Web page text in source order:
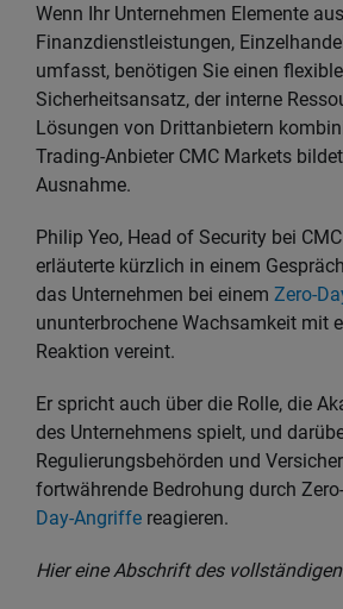
Wenn Ihr Unternehmen Elemente
Finanzdienstleistungen,
umfasst, benötigen Sie einen
Sicherheitsansatz, der interne
Lösungen von Drittanbietern
Trading-Anbieter CMC Markets
Ausnahme.
Philip Yeo, Head of Security bei
erläuterte kürzlich in einem
das Unternehmen bei einem Zero-
ununterbrochene Wachsamkeit mit
Reaktion vereint.
Er spricht auch über die Rolle, die
des Unternehmens spielt, und
Regulierungsbehörden und
fortwährende Bedrohung durch
Day-Angriffe reagieren.
Hier eine Abschrift des